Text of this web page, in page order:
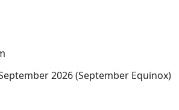
2026 (September Equinox)